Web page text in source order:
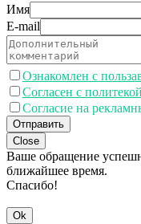
Имя
E-mail
Ознакомлен с
Согласен с
Согласие на
Отправить
Close
Ваше обращение
ближайшее время.
Спасибо!
Ok